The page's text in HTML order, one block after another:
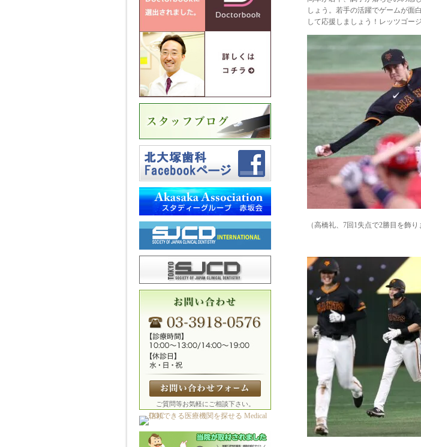
しょう。若手の活躍でゲームが面
して応援しましょう！レッツゴー
（高橋礼、7回1失点で2勝目を飾り
ご質問等お気軽にご相談下さい。